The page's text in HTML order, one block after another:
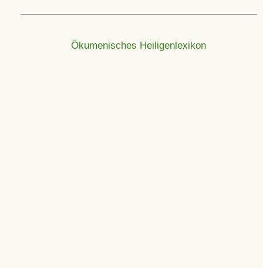
Ökumenisches Heiligenlexikon